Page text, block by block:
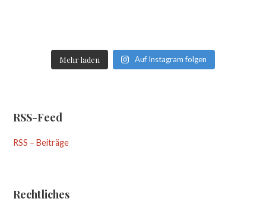
Mehr laden Auf Instagram folgen
RSS-Feed
RSS – Beiträge
Rechtliches